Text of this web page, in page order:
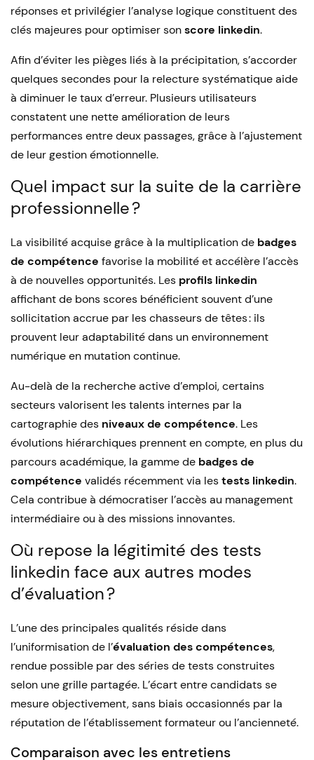
réponses et privilégier l’analyse logique constituent des
clés majeures pour optimiser sonscore linkedin.
Afin d’éviter les pièges liés à la précipitation, s’accorder
quelques secondes pour la relecture systématique aide
à diminuer le taux d’erreur. Plusieurs utilisateurs
constatent une nette amélioration de leurs
performances entre deux passages, grâce à l’ajustement
de leur gestion émotionnelle.
Quel impact sur la suite de la carrière
professionnelle ?
La visibilité acquise grâce à la multiplication de badges
de compétence favorise la mobilité et accélère l’accès
à de nouvelles opportunités. Les profils linkedin
affichant de bons scores bénéficient souvent d’une
sollicitation accrue par les chasseurs de têtes : ils
prouvent leur adaptabilité dans un environnement
numérique en mutation continue.
Au-delà de la recherche active d’emploi, certains
secteurs valorisent les talents internes par la
cartographie des niveaux de compétence. Les
évolutions hiérarchiques prennent en compte, en plus du
parcours académique, la gamme de badges de
compétence validés récemment via lestests linkedin.
Cela contribue à démocratiser l’accès au management
intermédiaire ou à des missions innovantes.
Où repose la légitimité des tests
linkedin face aux autres modes
d’évaluation ?
L’une des principales qualités réside dans
l’uniformisation de l’évaluation des compétences,
rendue possible par des séries de tests construites
selon une grille partagée. L’écart entre candidats se
mesure objectivement, sans biais occasionnés par la
réputation de l’établissement formateur ou l’ancienneté.
Comparaison avec les entretiens